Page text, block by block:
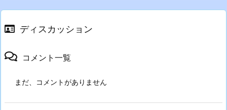
ディスカッション
コメント一覧
まだ、コメントがありません